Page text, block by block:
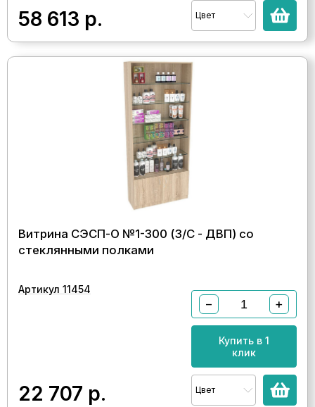
58 613 р. Цвет
Витрина СЭСП-О №1-300 (З/C - ДВП) со
стеклянными полками
Артикул 11454
22 707 р.
− +
Купить в 1
клик
Цвет